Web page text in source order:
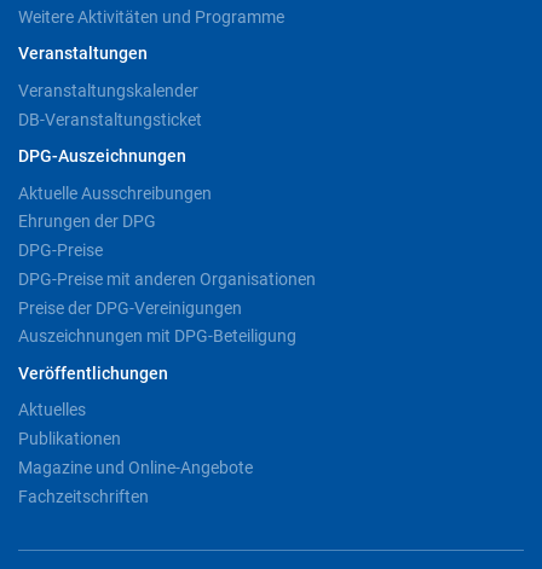
Weitere Aktivitäten und Programme
Veranstaltungen
Veranstaltungskalender
DB-Veranstaltungsticket
DPG-Auszeichnungen
Aktuelle Ausschreibungen
Ehrungen der DPG
DPG-Preise
DPG-Preise mit anderen Organisationen
Preise der DPG-Vereinigungen
Auszeichnungen mit DPG-Beteiligung
Veröffentlichungen
Aktuelles
Publikationen
Magazine und Online-Angebote
Fachzeitschriften